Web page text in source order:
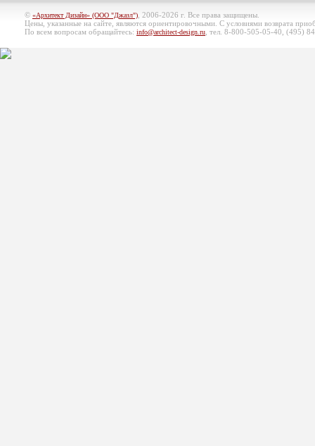
© «Архитект Дизайн» (ООО "Джазл") , 2006-2026 г. Все права защищены.
Цены, указанные на сайте, являются ориентировочными. С условиями возврата
По всем вопросам обращайтесь: info@architect-design.ru , тел. 8-800-505-05-40, (495)